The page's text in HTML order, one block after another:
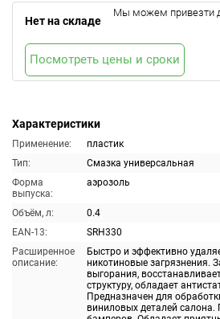
Характеристики
Применение:
пластик
Тип:
Смазка универсальная
Форма
выпуска:
аэрозоль
Объём, л:
0.4
EAN-13:
SRH330
Расширенное
описание:
Быстро и эффективно
никотиновые загрязнения.
выгорания,
структуру, обладает
Предназначен для
виниловых деталей
Нет на складе
Мы можем привезти
Посмотреть цены и сроки